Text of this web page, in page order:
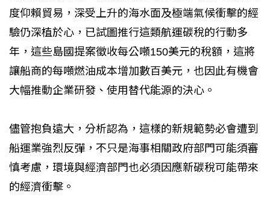
度仰賴貿易，深受上升的海水面及極端氣候衝擊的經
驗仍深植於心，已試圖推行這類航運碳稅的行動多
年，這些島國提案徵收每公噸150美元的稅額，這將
讓船商的每噸燃油成本增加數百美元，也因此有機會
大幅推動企業研發、使用替代能源的決心。
儘管抱負遠大，分析認為，這樣的新規範勢必會遭到
船運業強烈反彈，不只是海事相關政府部門可能須審
慎考慮，環境與經濟部門也必須因應新碳稅可能帶來
的經濟衝擊。